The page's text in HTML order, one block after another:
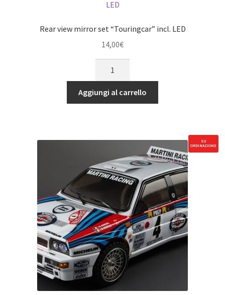
Rear view mirror set “Touringcar” incl. LED
14,00€
mirror
set
LED
Aggiungi al carrello
SU
ORDINAZIONE